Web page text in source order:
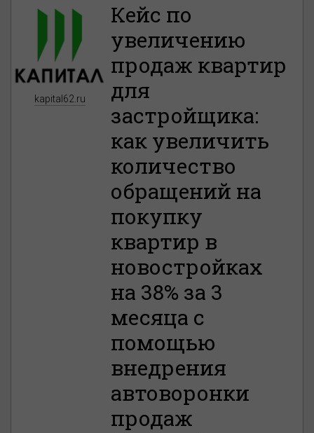
kapital62.ru
Кейс по
увеличению
продаж квартир
для
застройщика:
как увеличить
количество
обращений на
покупку
квартир в
новостройках
на 38% за 3
месяца с
помощью
внедрения
автоворонки
продаж